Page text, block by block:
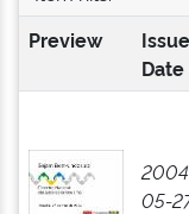
Preview
Issue
Date
05-